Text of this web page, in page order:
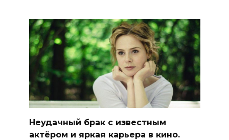
Неудачный брак с известным
актёром и яркая карьера в кино.